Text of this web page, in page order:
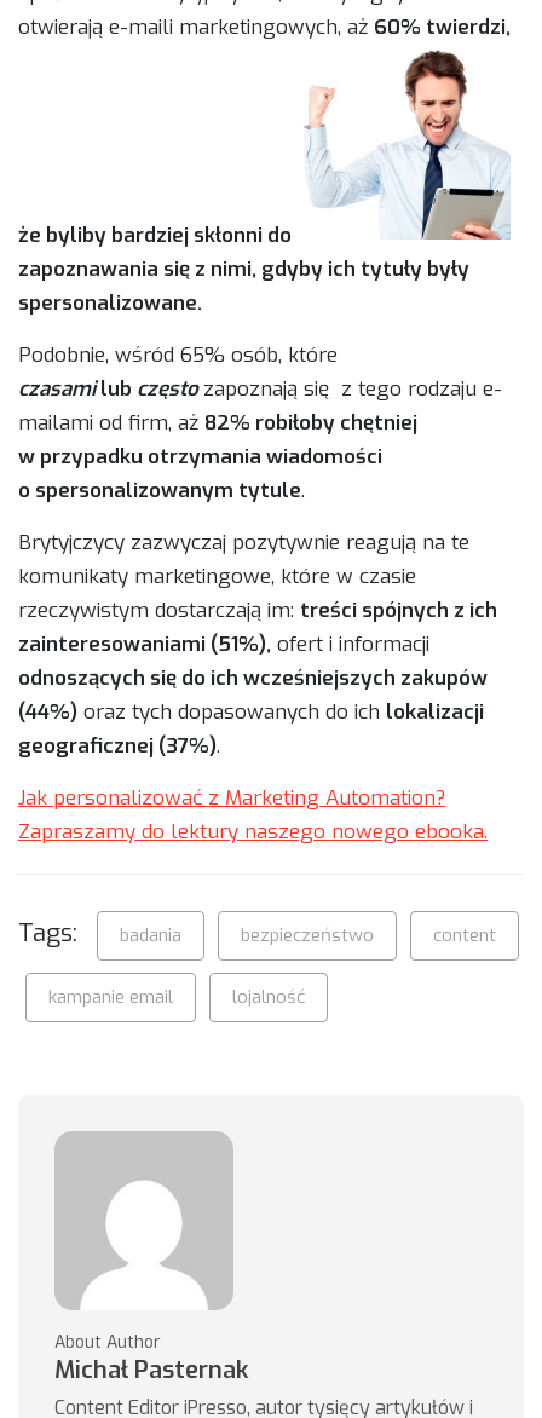
otwierają e-maili marketingowych, aż 60% twierdzi,
że byliby bardziej skłonni do
zapoznawania się z nimi, gdyby ich tytuły były
spersonalizowane.
Podobnie, wśród 65% osób, które
czasamilub częstozapoznają się z tego rodzaju e-
mailami od firm, aż 82% robiłoby chętniej
w przypadku otrzymania wiadomości
o spersonalizowanym tytule.
Brytyjczycy zazwyczaj pozytywnie reagują na te
komunikaty marketingowe, które w czasie
rzeczywistym dostarczają im: treści spójnych z ich
zainteresowaniami (51%), ofert i informacji
odnoszących się do ich wcześniejszych zakupów
(44%) oraz tych dopasowanych do ich lokalizacji
geograficznej (37%).
Jak personalizować z Marketing Automation?
Zapraszamy do lektury naszego nowego ebooka.
Tags: badania bezpieczeństwo content
kampanie email lojalność
About Author
Michał Pasternak
Content Editor iPresso, autor tysięcy artykułów i